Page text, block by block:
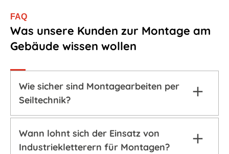
FAQ
Was unsere Kunden zur Montage am
Gebäude wissen wollen
Wie sicher sind Montagearbeiten per
Seiltechnik?
Wann lohnt sich der Einsatz von
Industriekletterern für Montagen?